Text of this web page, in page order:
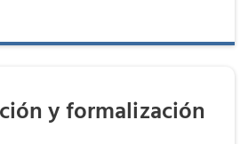
y formalización